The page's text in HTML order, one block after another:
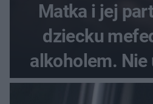
Matka i jej
dziecku
alkoholem.